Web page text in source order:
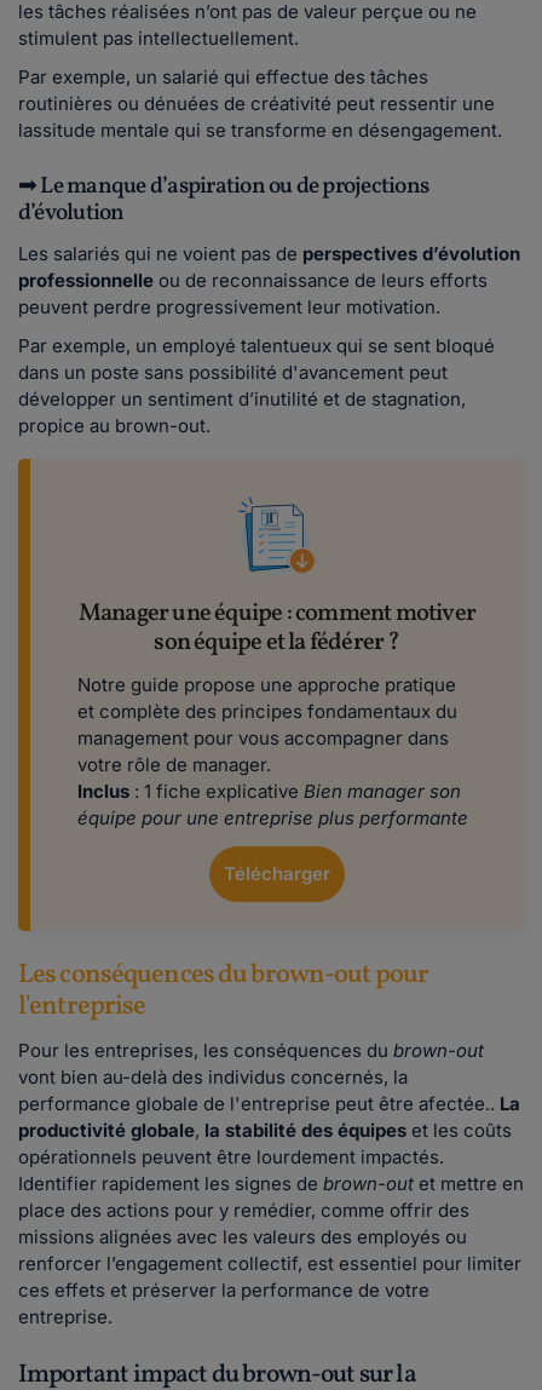
les tâches réalisées n’ont pas de valeur perçue ou ne
stimulent pas intellectuellement.
Par exemple, un salarié qui effectue des tâches
routinières ou dénuées de créativité peut ressentir une
lassitude mentale qui se transforme en désengagement.
➡ Le manque d’aspiration ou de projections
d’évolution
Les salariés qui ne voient pas de perspectives d’évolution
professionnelle ou de reconnaissance de leurs efforts
peuvent perdre progressivement leur motivation.
Par exemple, un employé talentueux qui se sent bloqué
dans un poste sans possibilité d'avancement peut
développer un sentiment d’inutilité et de stagnation,
propice au brown-out.
Manager une équipe : comment motiver
son équipe et la fédérer ?
Notre guide propose une approche pratique
et complète des principes fondamentaux du
management pour vous accompagner dans
votre rôle de manager.
Inclus : 1 fiche explicative Bien manager son
équipe pour une entreprise plus performante
Télécharger
Les conséquences du brown-out pour
l'entreprise
Pour les entreprises, les conséquences du brown-out
vont bien au-delà des individus concernés, la
performance globale de l'entreprise peut être afectée.. La
productivité globale, la stabilité des équipes et les coûts
opérationnels peuvent être lourdement impactés.
Identifier rapidement les signes de brown-out et mettre en
place des actions pour y remédier, comme offrir des
missions alignées avec les valeurs des employés ou
renforcer l’engagement collectif, est essentiel pour limiter
ces effets et préserver la performance de votre
entreprise.
Important impact du brown-out sur la